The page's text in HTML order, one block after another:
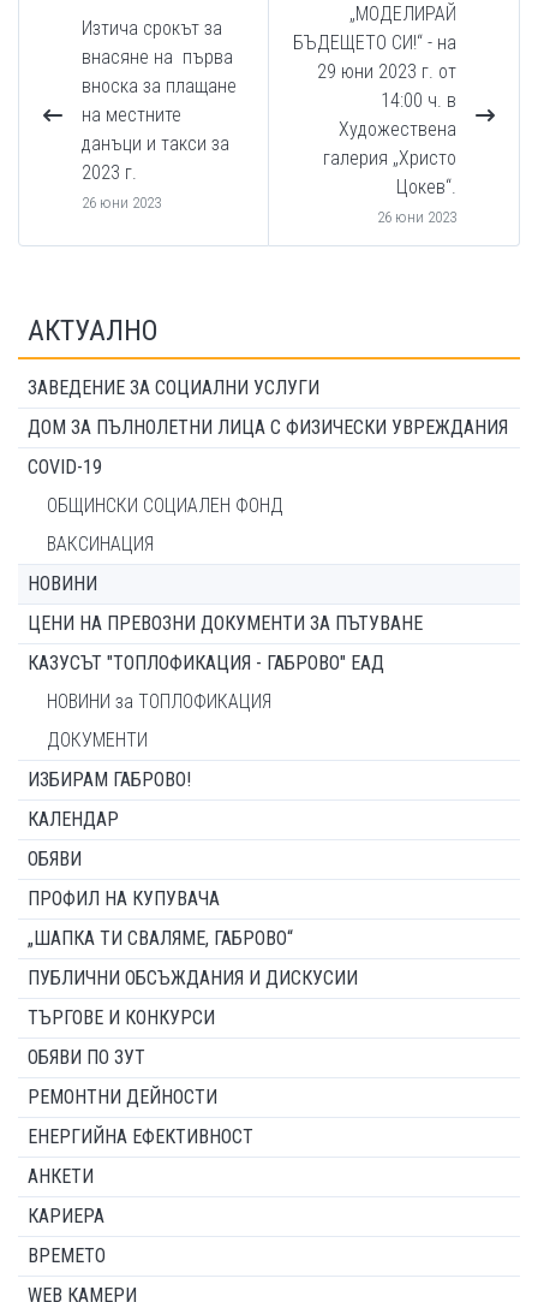
Изтича срокът за
внасяне на първа
вноска за плащане
на местните
данъци и такси за
2023 г.
26 юни 2023
„МОДЕЛИРАЙ
БЪДЕЩЕТО СИ!“ - на
29 юни 2023 г. от
14:00 ч. в
Художествена
галерия „Христо
Цокев“.
26 юни 2023
АКТУАЛНО
ЗАВЕДЕНИЕ ЗА СОЦИАЛНИ УСЛУГИ
ДОМ ЗА ПЪЛНОЛЕТНИ ЛИЦА С ФИЗИЧЕСКИ УВРЕЖДАНИЯ
COVID-19
ОБЩИНСКИ СОЦИАЛЕН ФОНД
ВАКСИНАЦИЯ
НОВИНИ
ЦЕНИ НА ПРЕВОЗНИ ДОКУМЕНТИ ЗА ПЪТУВАНЕ
КАЗУСЪТ "ТОПЛОФИКАЦИЯ - ГАБРОВО" ЕАД
НОВИНИ за ТОПЛОФИКАЦИЯ
ДОКУМЕНТИ
ИЗБИРАМ ГАБРОВО!
КАЛЕНДАР
ОБЯВИ
ПРОФИЛ НА КУПУВАЧА
„ШАПКА ТИ СВАЛЯМЕ, ГАБРОВО“
ПУБЛИЧНИ ОБСЪЖДАНИЯ И ДИСКУСИИ
ТЪРГОВЕ И КОНКУРСИ
ОБЯВИ ПО ЗУТ
РЕМОНТНИ ДЕЙНОСТИ
ЕНЕРГИЙНА ЕФЕКТИВНОСТ
АНКЕТИ
КАРИЕРА
ВРЕМЕТО
WEB КАМЕРИ